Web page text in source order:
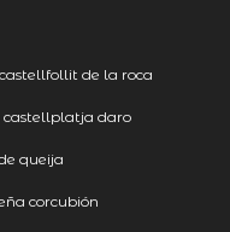
de la roca
castellplatja daro
queija
corcubión